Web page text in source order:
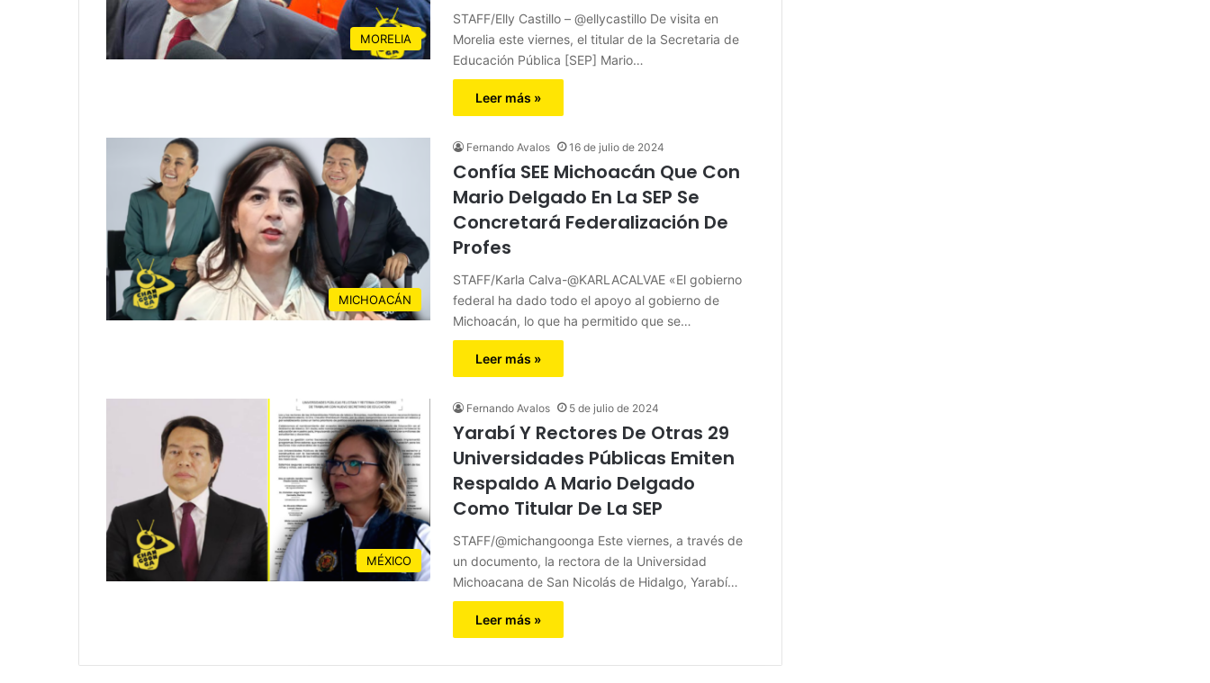
MORELIA
STAFF/Elly Castillo – @ellycastillo De visita en
Morelia este viernes, el titular de la Secretaria de
Educación Pública [SEP] Mario…
Leer más »
MICHOACÁN
Fernando Avalos 16 de julio de 2024
Confía SEE Michoacán Que Con
Mario Delgado En La SEP Se
Concretará Federalización De
Profes
STAFF/Karla Calva-@KARLACALVAE «El gobierno
federal ha dado todo el apoyo al gobierno de
Michoacán, lo que ha permitido que se…
Leer más »
MÉXICO
Fernando Avalos 5 de julio de 2024
Yarabí Y Rectores De Otras 29
Universidades Públicas Emiten
Respaldo A Mario Delgado
Como Titular De La SEP
STAFF/@michangoonga Este viernes, a través de
un documento, la rectora de la Universidad
Michoacana de San Nicolás de Hidalgo, Yarabí…
Leer más »